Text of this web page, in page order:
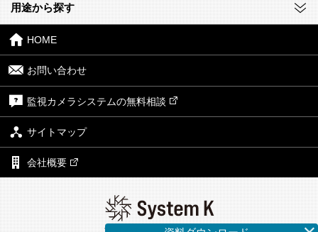
用途から探す
HOME
お問い合わせ
監視カメラシステムの無料相談
サイトマップ
会社概要